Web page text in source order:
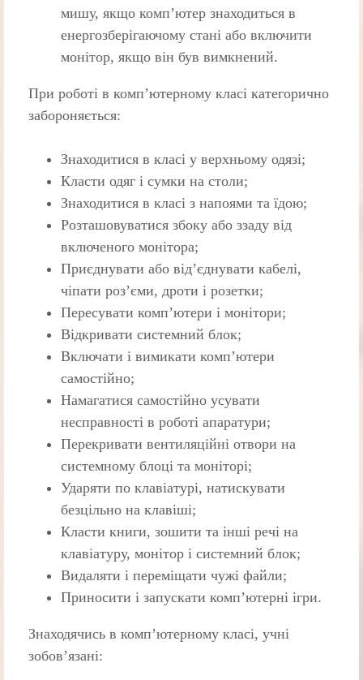
мишу, якщо комп’ютер знаходиться в
енергозберігаючому стані або включити
монітор, якщо він був вимкнений.
При роботі в комп’ютерному класі категорично
забороняється:
Знаходитися в класі у верхньому одязі;
Класти одяг і сумки на столи;
Знаходитися в класі з напоями та їдою;
Розташовуватися збоку або ззаду від
включеного монітора;
Приєднувати або від’єднувати кабелі,
чіпати роз’єми, дроти і розетки;
Пересувати комп’ютери і монітори;
Відкривати системний блок;
Включати і вимикати комп’ютери
самостійно;
Намагатися самостійно усувати
несправності в роботі апаратури;
Перекривати вентиляційні отвори на
системному блоці та моніторі;
Ударяти по клавіатурі, натискувати
безцільно на клавіші;
Класти книги, зошити та інші речі на
клавіатуру, монітор і системний блок;
Видаляти і переміщати чужі файли;
Приносити і запускати комп’ютерні ігри.
Знаходячись в комп’ютерному класі, учні
зобов’язані: